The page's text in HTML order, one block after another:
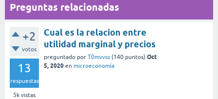
Preguntas relacionadas
+2
votos
13
respuestas
5k vistas
Cual es la relacion entre
utilidad marginal y precios
preguntado por T0mvvss (140 puntos) Oct
5, 2020 en microeconomía